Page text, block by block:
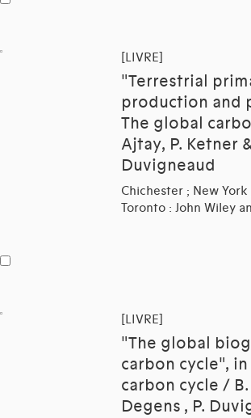
[LIVRE]
"Terrestrial
production and
The global
Ajtay, P. Ketner
Duvigneaud
Chichester ; New York
Toronto : John Wiley
[LIVRE]
"The global
carbon cycle",
carbon cycle / B.
Degens , P.